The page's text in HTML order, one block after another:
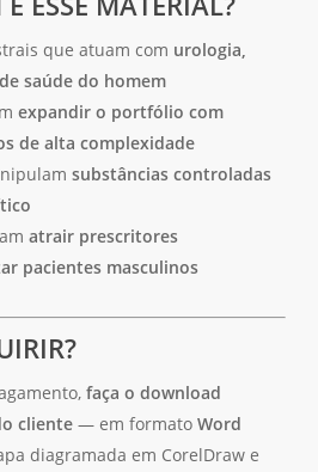
que atuam com urologia,
saúde do homem
expandir o portfólio com
de alta complexidade
substâncias controladas
atrair prescritores
pacientes masculinos
faça o download
cliente— em formato Word
diagramada em CorelDraw e